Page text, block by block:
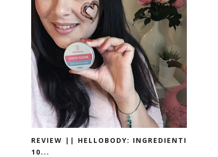
REVIEW || HELLOBODY: INGREDIENTI
10...